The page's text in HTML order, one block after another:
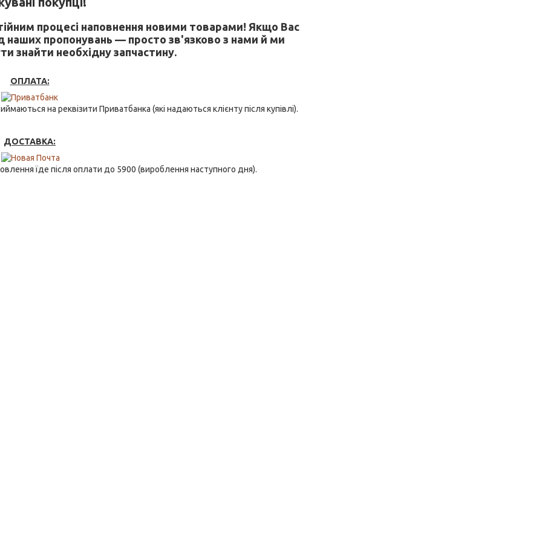
процесі наповнення новими товарами! Якщо Вас
наших пропонувань — просто зв'язково з нами й ми
знайти необхідну запчастину.
ОПЛАТА:
на реквізити Приватбанка (які надаються клієнту після купівлі).
ДОСТАВКА:
їде після оплати до 5900 (вироблення наступного дня).